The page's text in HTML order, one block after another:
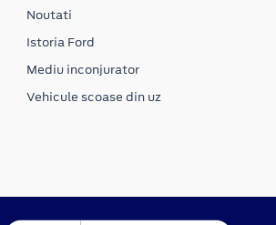
Noutati
Istoria Ford
Mediu inconjurator
Vehicule scoase din uz